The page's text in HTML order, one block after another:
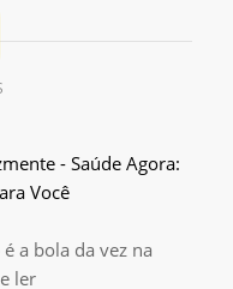
- Saúde Agora:
Você
a bola da vez na
ler